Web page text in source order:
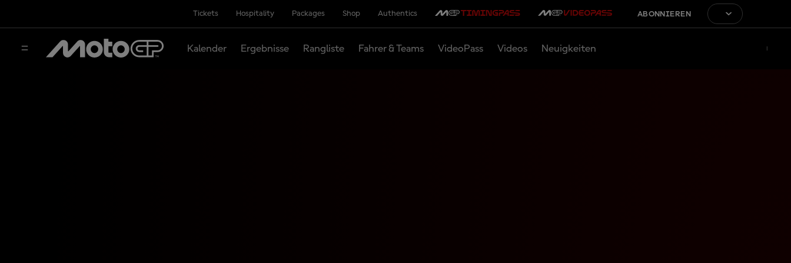
Tickets Hospitality Packages Shop Authentics ABONNIEREN
Kalender Ergebnisse Rangliste Fahrer & Teams VideoPass Videos Neuigkeiten